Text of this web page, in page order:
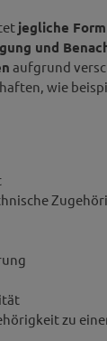
jegliche
und
aufgrund
wie
zu